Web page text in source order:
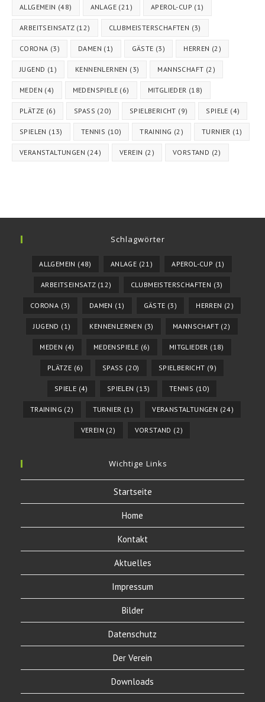
ALLGEMEIN (48) ANLAGE (21) APEROL-CUP (1)
ARBEITSEINSATZ(12) CLUBMEISTERSCHAFTEN (3)
CORONA (3) DAMEN (1) GÄSTE (3) HERREN (2)
JUGEND (1) KENNENLERNEN (3) MANNSCHAFT (2)
MEDEN (4) MEDENSPIELE (6) MITGLIEDER (18)
PLÄTZE (6) SPASS (20) SPIELBERICHT (9) SPIELE (4)
SPIELEN (13) TENNIS (10) TRAINING (2) TURNIER (1)
VERANSTALTUNGEN (24) VEREIN (2) VORSTAND (2)
Schlagwörter
ALLGEMEIN (48) ANLAGE (21) APEROL-CUP (1)
ARBEITSEINSATZ(12) CLUBMEISTERSCHAFTEN (3)
CORONA (3) DAMEN (1) GÄSTE (3) HERREN (2)
JUGEND (1) KENNENLERNEN (3) MANNSCHAFT(2)
MEDEN (4) MEDENSPIELE (6) MITGLIEDER (18)
PLÄTZE (6) SPASS (20) SPIELBERICHT (9)
SPIELE (4) SPIELEN (13) TENNIS (10)
TRAINING (2) TURNIER (1) VERANSTALTUNGEN (24)
VEREIN (2) VORSTAND (2)
Wichtige Links
Startseite
Home
Kontakt
Aktuelles
Impressum
Bilder
Datenschutz
Der Verein
Downloads